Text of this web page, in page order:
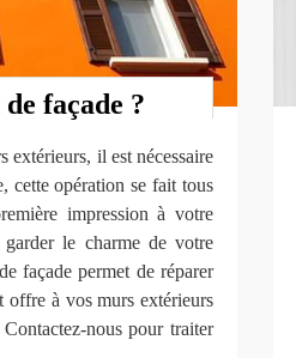
façade ?
extérieurs, il est nécessaire
cette opération se fait tous
impression à votre
le charme de votre
façade permet de réparer
offre à vos murs extérieurs
nous pour traiter